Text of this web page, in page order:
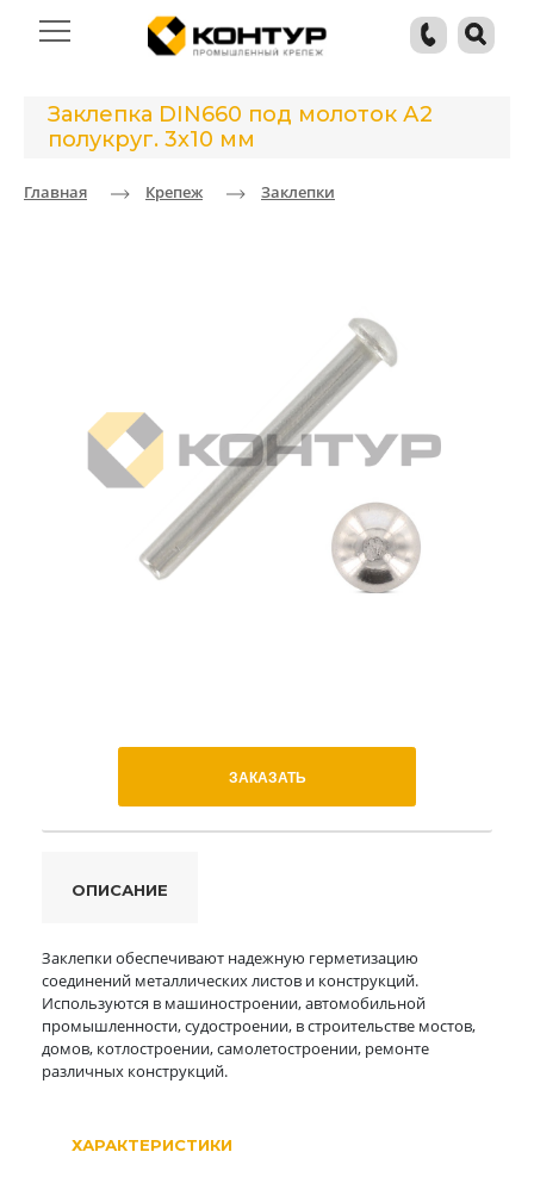
Заклепка DIN660 под молоток А2
полукруг. 3x10 мм
Главная Крепеж Заклепки
ЗАКАЗАТЬ
ОПИСАНИЕ
Заклепки обеспечивают надежную герметизацию
соединений металлических листов и конструкций.
Используются в машиностроении, автомобильной
промышленности, судостроении, в строительстве мостов,
домов, котлостроении, самолетостроении, ремонте
различных конструкций.
ХАРАКТЕРИСТИКИ